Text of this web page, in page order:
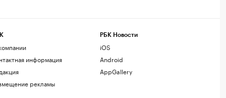
информация
рекламы
РБК Новости
iOS
Android
AppGallery